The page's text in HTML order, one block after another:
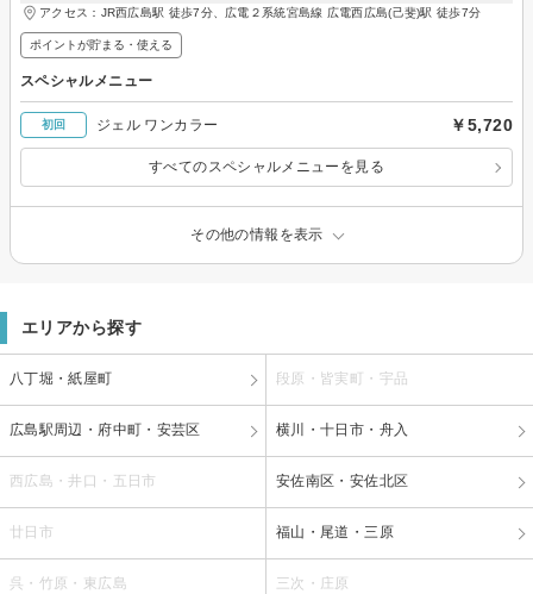
アクセス：JR西広島駅 徒歩7分、広電２系統宮島線 広電西広島(己斐)駅 徒歩7分
ポイントが貯まる・使える
スペシャルメニュー
初回 ジェル ワンカラー ￥5,720
すべてのスペシャルメニューを見る
その他の情報を表示
エリアから探す
八丁堀・紙屋町 段原・皆実町・宇品
広島駅周辺・府中町・安芸区 横川・十日市・舟入
西広島・井口・五日市 安佐南区・安佐北区
廿日市 福山・尾道・三原
呉・竹原・東広島 三次・庄原